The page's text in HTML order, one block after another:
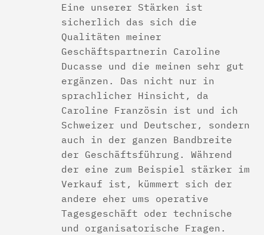
Eine unserer Stärken ist
sicherlich das sich die
Qualitäten meiner
Geschäftspartnerin Caroline
Ducasse und die meinen sehr gut
ergänzen. Das nicht nur in
sprachlicher Hinsicht, da
Caroline Französin ist und ich
Schweizer und Deutscher, sondern
auch in der ganzen Bandbreite
der Geschäftsführung. Während
der eine zum Beispiel stärker im
Verkauf ist, kümmert sich der
andere eher ums operative
Tagesgeschäft oder technische
und organisatorische Fragen.